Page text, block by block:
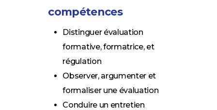
compétences
Distinguer évaluation
formative, formatrice, et
régulation
Observer, argumenter et
formaliser une évaluation
Conduire un entretien